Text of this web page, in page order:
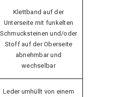
Klettband auf der
Unterseite mit funkelten
Schmucksteinen und/oder
Stoff auf der Oberseite
abnehmbar und
wechselbar
Leder umhüllt von einem